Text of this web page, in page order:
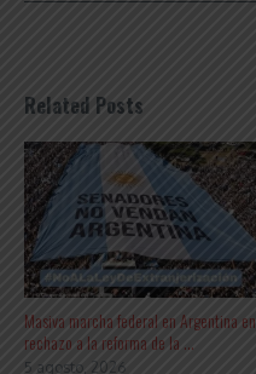
Related Posts
Masiva marcha federal en Argentina en
rechazo a la reforma de la ...
5 agosto, 2026